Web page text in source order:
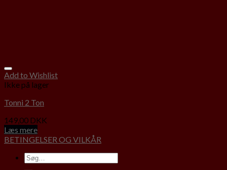
Add to Wishlist
Ikke på lager
Tonni 2 Ton
149,00 DKK
Læs mere
BETINGELSER OG VILKÅR